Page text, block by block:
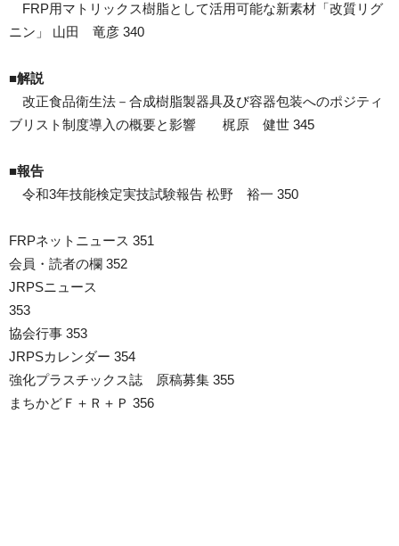
FRP用マトリックス樹脂として活用可能な新素材「改質リグ
ニン」 山田 竜彦 340
■解説
改正食品衛生法－合成樹脂製器具及び容器包装へのポジティ
ブリスト制度導入の概要と影響 梶原 健世 345
■報告
令和3年技能検定実技試験報告 松野 裕一 350
FRPネットニュース 351
会員・読者の欄 352
JRPSニュース
353
協会行事 353
JRPSカレンダー 354
強化プラスチックス誌 原稿募集 355
まちかどＦ＋Ｒ＋Ｐ 356